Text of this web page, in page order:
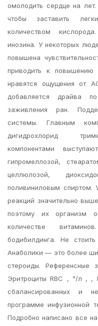
омолодить сердце на
чтобы заставить
количеством
инозина. У некоторых
повышена
приводить к повышению
нравятся ощущения от
добавляется драйва
заживления ран.
системы. Главным
дигидрохлорид
компонентами
гипромеллозой,
целлюлозой,
поливиниловым спиртом.
реакций значительно
поэтому их организм
количестве
бодибилдинга. Не
Анаболики — это более
стероиды.
Эритроциты RBC , ^/л , ,
сбалансированных и
программе инфузионной
Подробно написано все